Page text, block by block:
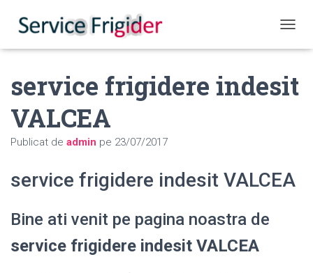
service frigidere indesit
VALCEA
Publicat de admin pe 23/07/2017
service frigidere indesit VALCEA
Bine ati venit pe pagina noastra de
service frigidere indesit VALCEA